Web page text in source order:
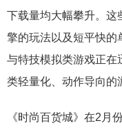
下载量均大幅攀升。这
擎的玩法以及短平快的
与特技模拟类游戏正
类轻量化、动作导向的
《时尚百货城》在2月